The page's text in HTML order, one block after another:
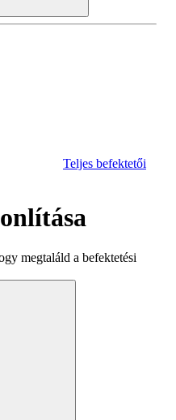
Teljes befektetői
megtaláld a befektetési